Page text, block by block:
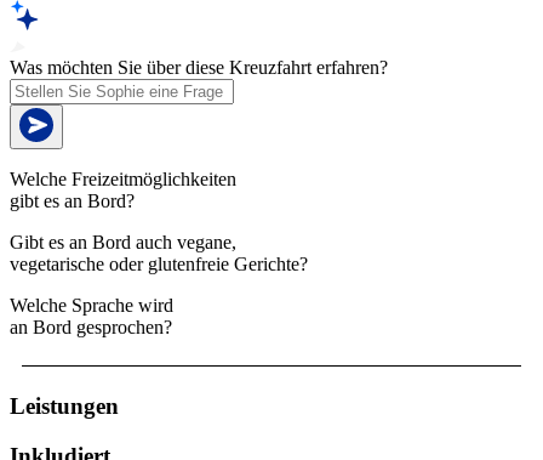
Was möchten Sie über diese Kreuzfahrt erfahren?
Welche Freizeitmöglichkeiten
gibt es an Bord?
Gibt es an Bord auch vegane,
vegetarische oder glutenfreie Gerichte?
Welche Sprache wird
an Bord gesprochen?
Leistungen